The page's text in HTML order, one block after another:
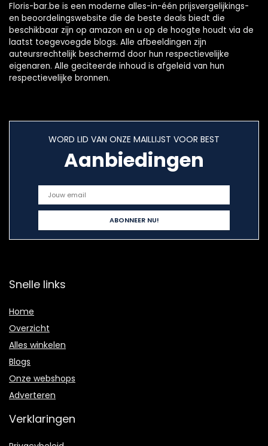
Floris-bar.be is een moderne alles-in-één prijsvergelijkings-
en beoordelingswebsite die de beste deals biedt die
beschikbaar zijn op amazon en u op de hoogte houdt via de
laatst toegevoegde blogs. Alle afbeeldingen zijn
auteursrechtelijk beschermd door hun respectievelijke
eigenaren. Alle geciteerde inhoud is afgeleid van hun
respectievelijke bronnen.
WORD LID VAN ONZE MAILLIJST VOOR BEST
Aanbiedingen
Snelle links
Home
Overzicht
Alles winkelen
Blogs
Onze webshops
Adverteren
Verklaringen